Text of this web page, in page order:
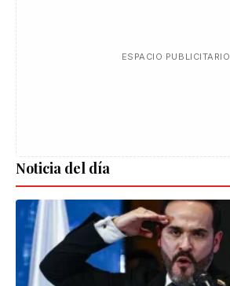
ESPACIO PUBLICITARIO
Noticia del día